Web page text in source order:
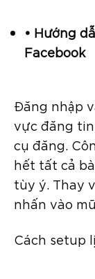
• Hướng
Facebook
Đăng nhập
vực đăng
cụ đăng.
hết tất cả
tùy ý. Thay
nhấn vào
Cách setup